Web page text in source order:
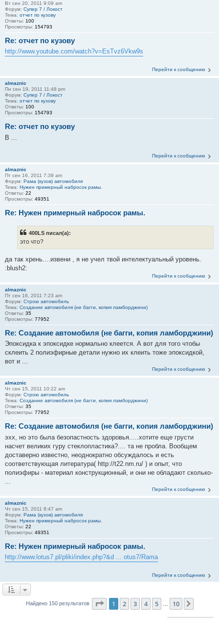
Вт сен 20, 2011 9:09 am
Форум: Супер 7 / Локост
Тема: отчет по кузову
Ответы: 100
Просмотры: 154793
Re: отчет по кузову
http://www.youtube.com/watch?v=EsTvz6Vkw9s
Перейти к сообщению
almaznic
Пн сен 19, 2011 11:48 pm
Форум: Супер 7 / Локост
Тема: отчет по кузову
Ответы: 100
Просмотры: 154793
Re: отчет по кузову
В ...
Перейти к сообщению
almaznic
Пт сен 16, 2011 7:39 am
Форум: Рама (кузов) автомобиля
Тема: Нужен примерный набросок рамы.
Ответы: 22
Просмотры: 49351
Re: Нужен примерный набросок рамы.
400LS писал(а):
это что?
да так хрень....извени , я не учел твой интелектуальный уровень.
:blush2:
Перейти к сообщению
almaznic
Пт сен 16, 2011 7:23 am
Форум: Строю автомобиль
Тема: Создание автомобиля (не багги, копия ламборджини)
Ответы: 35
Просмотры: 77952
Re: Создание автомобиля (не багги, копия ламборджини)
Эпоксидка к эпоксидке нормально клеется. А вот для того чтобы
склеить 2 полиэфирные детали нужно их клеить тоже эпоксидкой,
вот и ...
Перейти к сообщению
almaznic
Чт сен 15, 2011 10:22 am
Форум: Строю автомобиль
Тема: Создание автомобиля (не багги, копия ламборджини)
Ответы: 35
Просмотры: 77952
Re: Создание автомобиля (не багги, копия ламборджини)
эхх, но это была безопастность здоровья.....хотите еще грусти
насчет великих гуру стеклопластика?.... та не пробла. Вообщем
доставерно известно, неоднократно обсуждалось и есть
соответствующая литература( http://t22.nm.ru/ ) и опыт, что
полиэфиры - материал конструкционный, и они не обладают сколько-
Перейти к сообщению
almaznic
Чт сен 15, 2011 8:47 am
Форум: Рама (кузов) автомобиля
Тема: Нужен примерный набросок рамы.
Ответы: 22
Просмотры: 49351
Re: Нужен примерный набросок рамы.
http://www.lotus7.pl/pliki/index.php?&d ... otus7/Rama
Перейти к сообщению
Найдено 150 результатов Страница из 10
1 2 3 4 5 10